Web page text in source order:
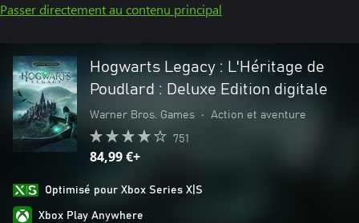
Passer directement au contenu principal
Hogwarts Legacy : L'Héritage de
Poudlard : Deluxe Edition digitale
Warner Bros. Games • Action et aventure
751
84,99 €+
Optimisé pour Xbox Series X|S
Xbox Play Anywhere